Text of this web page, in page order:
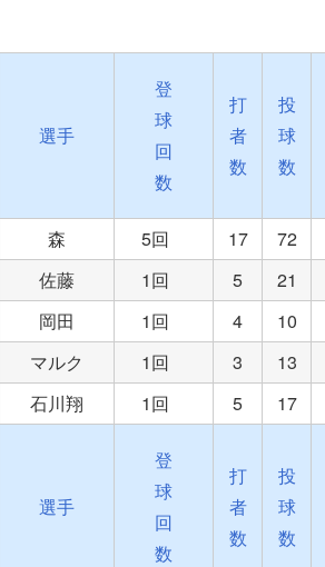
選手
登
球
回
数
打
者
数
投
球
数
森 5回 17
72
佐藤 1回 5
21
岡田 1回 4
10
マルク 1回 3
13
石川翔 1回 5 17
選手
登
球
回
数
打
者
数
投
球
数